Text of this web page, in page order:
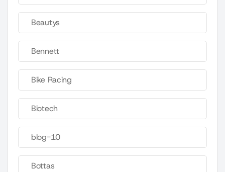
Beautys
Bennett
Bike Racing
Biotech
blog-10
Bottas